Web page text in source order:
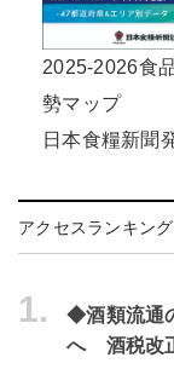
2025-2026食
勢マップ
日本食糧新聞
アクセスランキング
1.
◆酒類流通
へ 酒税改